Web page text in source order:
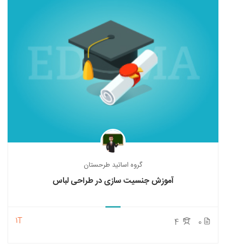
گروه اساتید طرحستان
آموزش جنسیت سازی در طراحی لباس
0
1T